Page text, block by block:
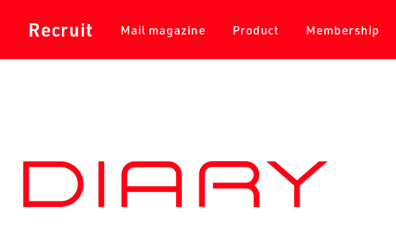
Recruit Mail magazine Product Membership